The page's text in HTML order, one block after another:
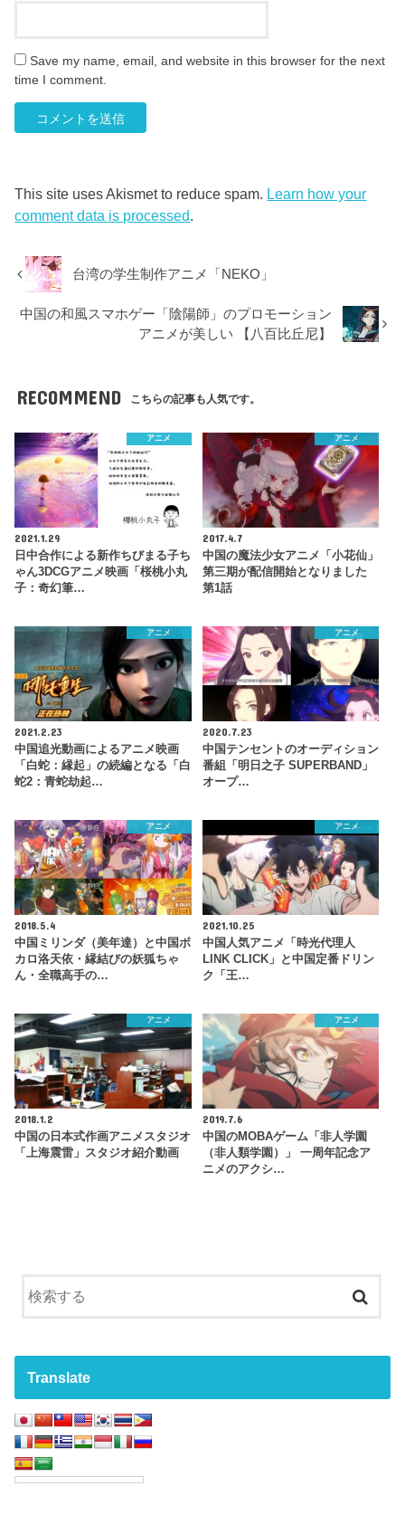
Save my name, email, and website in this browser for the next
time I comment.
This site uses Akismet to reduce spam. Learn how your
comment data is processed.
台湾の学生制作アニメ「NEKO」
中国の和風スマホゲー「陰陽師」のプロモーション
アニメが美しい 【八百比丘尼】
RECOMMEND こちらの記事も人気です。
アニメ
2021.1.29
日中合作による新作ちびまる子ち
ゃん3DCGアニメ映画「桜桃小丸
子：奇幻筆…
アニメ
2017.4.7
中国の魔法少女アニメ「小花仙」
第三期が配信開始となりました
第1話
アニメ
2021.2.23
中国追光動画によるアニメ映画
「白蛇：縁起」の続編となる「白
蛇2：青蛇劫起…
アニメ
2020.7.23
中国テンセントのオーディション
番組「明日之子 SUPERBAND」
オープ…
アニメ
2018.5.4
中国ミリンダ（美年達）と中国ボ
カロ洛天依・縁結びの妖狐ちゃ
ん・全職高手の…
アニメ
2021.10.25
中国人気アニメ「時光代理人
LINK CLICK」と中国定番ドリン
ク「王…
アニメ
2018.1.2
中国の日本式作画アニメスタジオ
「上海震雷」スタジオ紹介動画
アニメ
2019.7.6
中国のMOBAゲーム「非人学園
（非人類学園）」 一周年記念ア
ニメのアクシ…
Translate